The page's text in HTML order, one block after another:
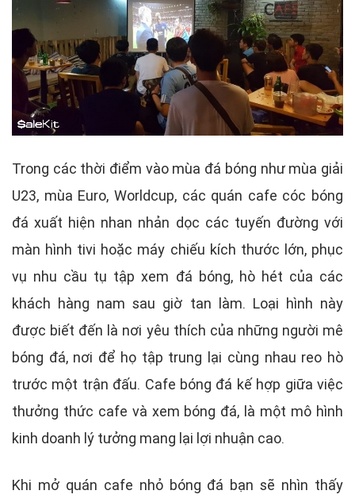
Trong các thời điểm vào mùa đá bóng như mùa giải
U23, mùa Euro, Worldcup, các quán cafe cóc bóng
đá xuất hiện nhan nhản dọc các tuyến đường với
màn hình tivi hoặc máy chiếu kích thước lớn, phục
vụ nhu cầu tụ tập xem đá bóng, hò hét của các
khách hàng nam sau giờ tan làm. Loại hình này
được biết đến là nơi yêu thích của những người mê
bóng đá, nơi để họ tập trung lại cùng nhau reo hò
trước một trận đấu. Cafe bóng đá kế hợp giữa việc
thưởng thức cafe và xem bóng đá, là một mô hình
kinh doanh lý tưởng mang lại lợi nhuận cao.
Khi mở quán cafe nhỏ bóng đá bạn sẽ nhìn thấy